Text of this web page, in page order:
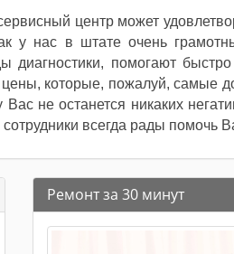
центр может
у нас в штате очень
диагностики, помогают
которые, пожалуй, самые
Вас не останется никаких
всегда рады помочь
Ремонт за 30 минут